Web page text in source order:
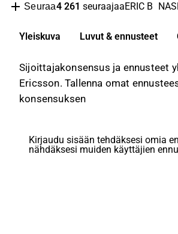
Seuraa4 261 seuraajaaERIC B
Yleiskuva Luvut & ennusteet
Sijoittajakonsensus ja ennusteet
Ericsson. Tallenna omat
konsensuksen
Kirjaudu sisään tehdäksesi omia
nähdäksesi muiden käyttäjien